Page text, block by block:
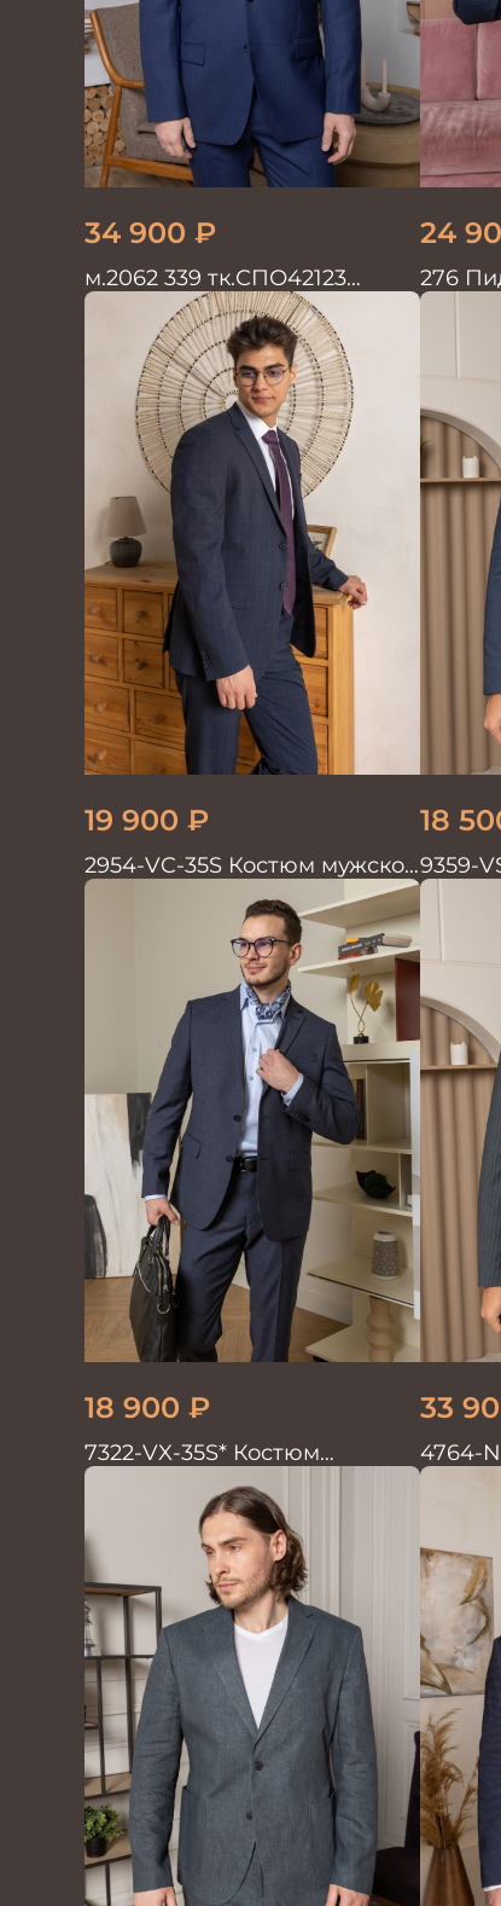
34 900 ₽
м.2062 339 тк.СПО42123
Костюм мужской однотон
красивый синий
24
276
19 900 ₽
2954-VC-35S Костюм мужской
двойка
18
9359-
двойка
18 900 ₽
7322-VX-35S* Костюм
мужской двойка
33
4764-